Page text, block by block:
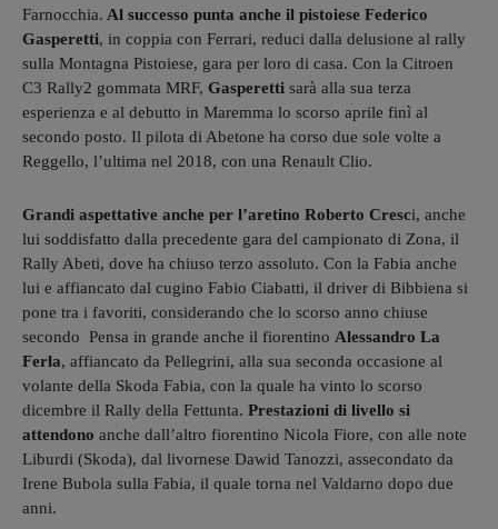
Farnocchia. Al successo punta anche il pistoiese Federico
Gasperetti, in coppia con Ferrari, reduci dalla delusione al rally
sulla Montagna Pistoiese, gara per loro di casa. Con la Citroen
C3 Rally2 gommata MRF, Gasperetti sarà alla sua terza
esperienza e al debutto in Maremma lo scorso aprile finì al
secondo posto. Il pilota di Abetone ha corso due sole volte a
Reggello, l’ultima nel 2018, con una Renault Clio.
Grandi aspettative anche per l’aretino Roberto Cresci, anche
lui soddisfatto dalla precedente gara del campionato di Zona, il
Rally Abeti, dove ha chiuso terzo assoluto. Con la Fabia anche
lui e affiancato dal cugino Fabio Ciabatti, il driver di Bibbiena si
pone tra i favoriti, considerando che lo scorso anno chiuse
secondo Pensa in grande anche il fiorentino Alessandro La
Ferla, affiancato da Pellegrini, alla sua seconda occasione al
volante della Skoda Fabia, con la quale ha vinto lo scorso
dicembre il Rally della Fettunta. Prestazioni di livello si
attendono anche dall’altro fiorentino Nicola Fiore, con alle note
Liburdi (Skoda), dal livornese Dawid Tanozzi, assecondato da
Irene Bubola sulla Fabia, il quale torna nel Valdarno dopo due
anni.